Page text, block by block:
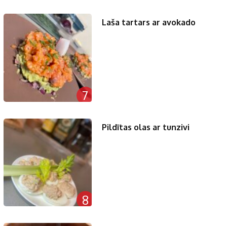
7
Laša tartars ar avokado
8
Pildītas olas ar tunzivi